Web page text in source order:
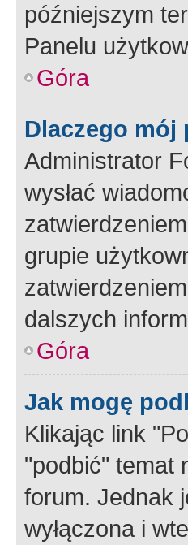
późniejszym
Panelu
Góra
Dlaczego
Administrator
wysłać
grupie
dalszych
Góra
Jak mogę
Klikając link
"podbić" temat
forum. Jednak
wyłączona i